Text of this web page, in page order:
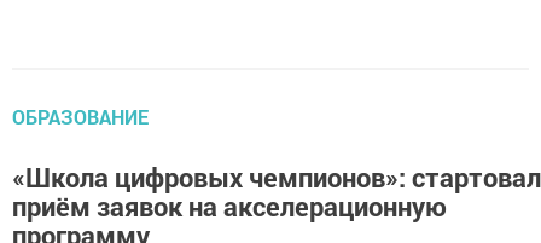
ОБРАЗОВАНИЕ
«Школа цифровых чемпионов»: стартовал
приём заявок на акселерационную
программу